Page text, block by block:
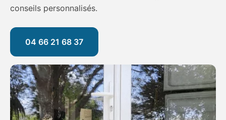
conseils personnalisés.
04 66 21 68 37